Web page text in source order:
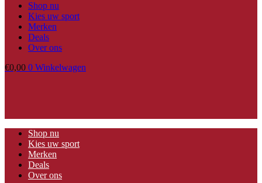
Shop nu
Kies uw sport
Merken
Deals
Over ons
€0,00 0 Winkelwagen
Shop nu
Kies uw sport
Merken
Deals
Over ons